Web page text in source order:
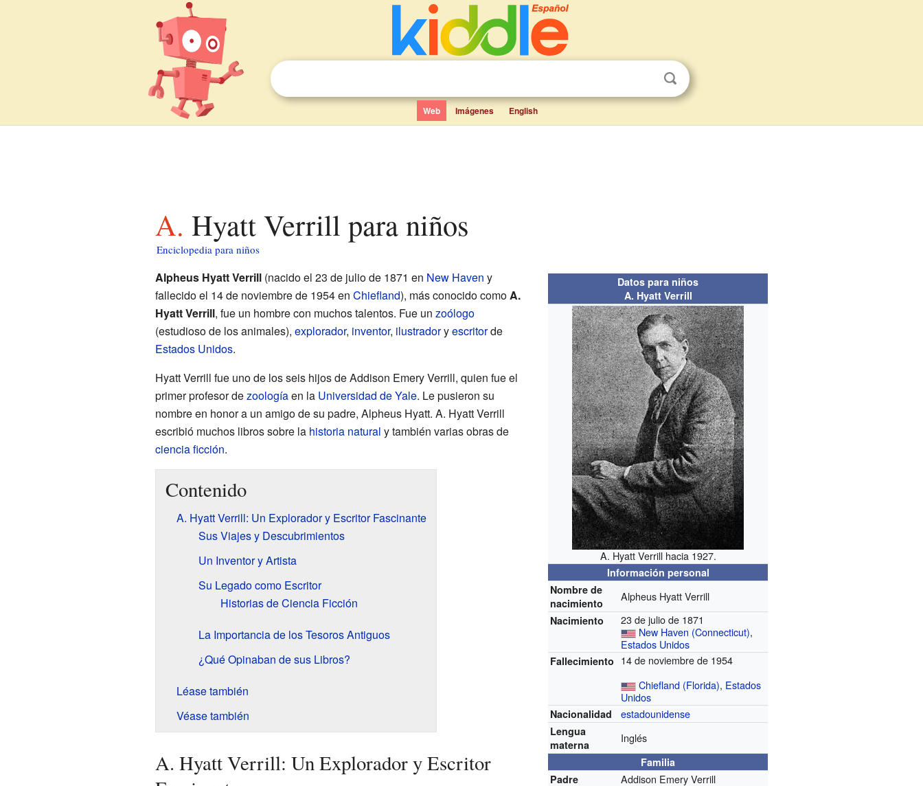
Web Imágenes English
A. Hyatt Verrill para niños
Enciclopedia para niños
Datos para niños
A. Hyatt Verrill
A. Hyatt Verrill hacia 1927.
Información personal
Nombre de
nacimiento
Alpheus Hyatt Verrill
Nacimiento
23 de julio de 1871
New Haven (Connecticut),
Estados Unidos
Fallecimiento 14 de noviembre de 1954
Chiefland (Florida), Estados
Unidos
Nacionalidad estadounidense
Lengua
materna
Inglés
Familia
Padre
Addison Emery Verrill
Alpheus Hyatt Verrill(nacido el 23 de julio de 1871 en New Haven y
fallecido el 14 de noviembre de 1954 en Chiefland), más conocido comoA.
Hyatt Verrill, fue un hombre con muchos talentos. Fue un zoólogo
(estudioso de los animales), explorador, inventor, ilustradoryescritorde
Estados Unidos.
Hyatt Verrill fue uno de los seis hijos de Addison Emery Verrill, quien fue el
primer profesor dezoologíaen la Universidad de Yale. Le pusieron su
nombre en honor a un amigo de su padre, Alpheus Hyatt. A. Hyatt Verrill
escribió muchos libros sobre la historia natural y también varias obras de
ciencia ficción.
Contenido
A. Hyatt Verrill: Un Explorador y Escritor Fascinante
Sus Viajes y Descubrimientos
Un Inventor y Artista
Su Legado como Escritor
Historias de Ciencia Ficción
La Importancia de los Tesoros Antiguos
¿Qué Opinaban de sus Libros?
Léase también
Véase también
A. Hyatt Verrill: Un Explorador y Escritor